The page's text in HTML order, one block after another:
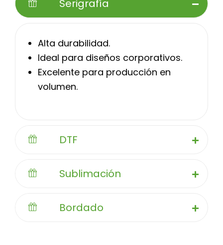
Serigrafía
Alta durabilidad.
Ideal para diseños corporativos.
Excelente para producción en
volumen.
DTF
Sublimación
Bordado